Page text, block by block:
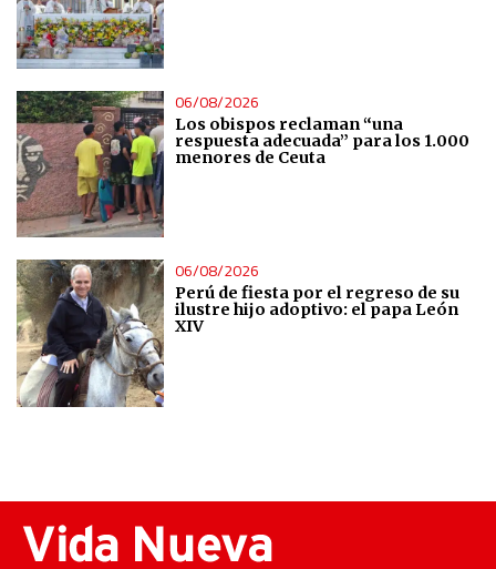
06/08/2026
Los obispos reclaman “una
respuesta adecuada” para los 1.000
menores de Ceuta
06/08/2026
Perú de fiesta por el regreso de su
ilustre hijo adoptivo: el papa León
XIV